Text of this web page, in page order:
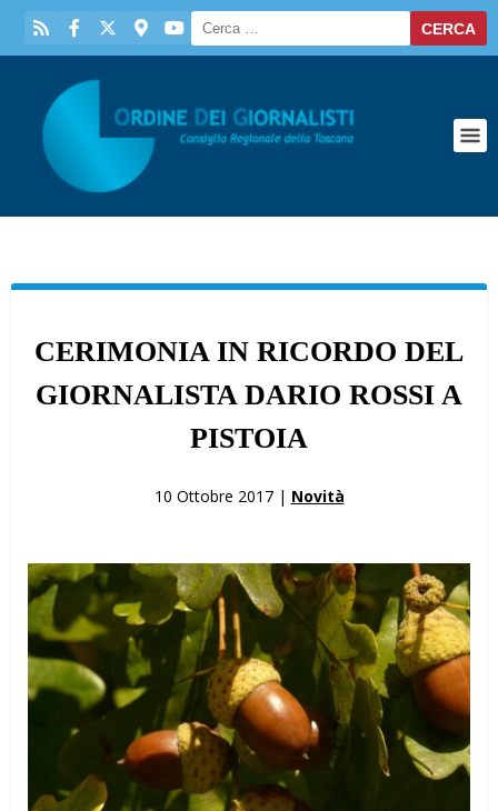
CERIMONIA IN RICORDO DEL
GIORNALISTA DARIO ROSSI A
PISTOIA
10 Ottobre 2017 | Novità